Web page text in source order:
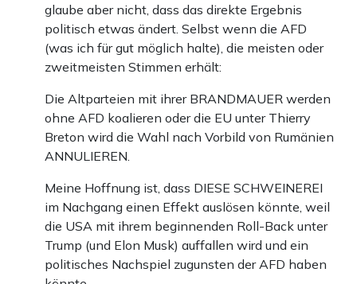
glaube aber nicht, dass das direkte Ergebnis
politisch etwas ändert. Selbst wenn die AFD
(was ich für gut möglich halte), die meisten oder
zweitmeisten Stimmen erhält:
Die Altparteien mit ihrer BRANDMAUER werden
ohne AFD koalieren oder die EU unter Thierry
Breton wird die Wahl nach Vorbild von Rumänien
ANNULIEREN.
Meine Hoffnung ist, dass DIESE SCHWEINEREI
im Nachgang einen Effekt auslösen könnte, weil
die USA mit ihrem beginnenden Roll-Back unter
Trump (und Elon Musk) auffallen wird und ein
politisches Nachspiel zugunsten der AFD haben